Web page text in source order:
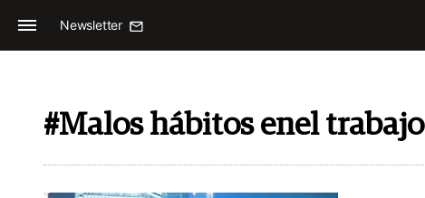
Newsletter
#Malos hábitos enel trabajo